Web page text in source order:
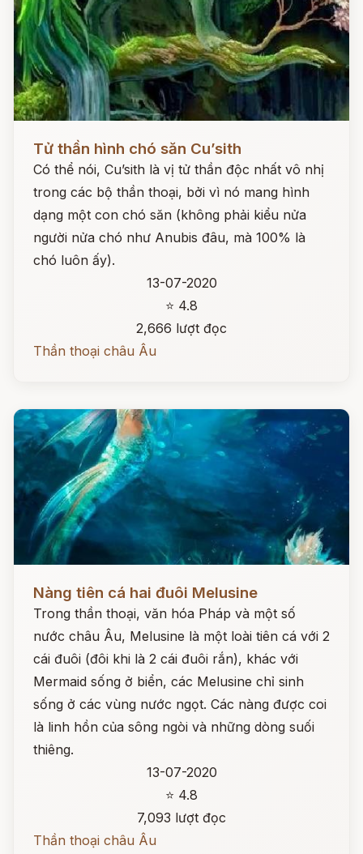
Tử thần hình chó săn Cu’sith
Có thể nói, Cu’sith là vị tử thần độc nhất vô nhị
trong các bộ thần thoại, bởi vì nó mang hình
dạng một con chó săn (không phải kiểu nửa
người nửa chó như Anubis đâu, mà 100% là
chó luôn ấy).
13-07-2020
⭐ 4.8
2,666 lượt đọc
Thần thoại châu Âu
Nàng tiên cá hai đuôi Melusine
Trong thần thoại, văn hóa Pháp và một số
nước châu Âu, Melusine là một loài tiên cá với 2
cái đuôi (đôi khi là 2 cái đuôi rắn), khác với
Mermaid sống ở biển, các Melusine chỉ sinh
sống ở các vùng nước ngọt. Các nàng được coi
là linh hồn của sông ngòi và những dòng suối
thiêng.
13-07-2020
⭐ 4.8
7,093 lượt đọc
Thần thoại châu Âu